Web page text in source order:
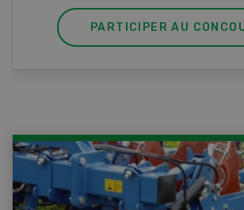
PARTICIPER AU